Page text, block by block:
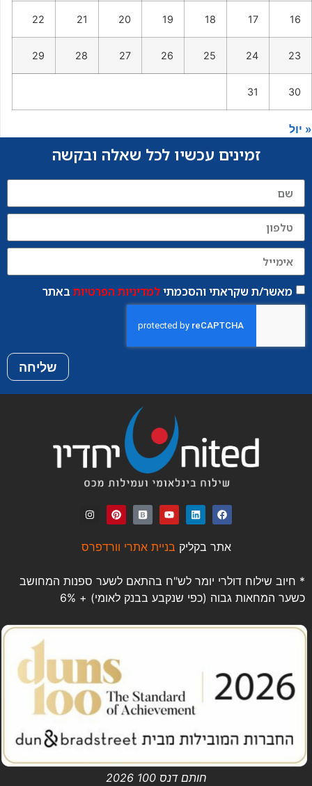
16
17
18
19
20
21
22
23
24
25
26
27
28
29
30
31
« יול
זמינים עכשיו לכל שאלה ובקשה
מאשר/ת שקראתי והסכמתילמדיניות הפרטיותבאתר
שליחה
אתר בקליק בניית אתרי וורדפרס
* חיוב שילוח דולרי יומר לש"ח בהתאם לשער ספנות המחושב
כשער המחאות גבוה (כפי שנקבע בבנק לאומי) + 6%
חותם דנס 100 2026